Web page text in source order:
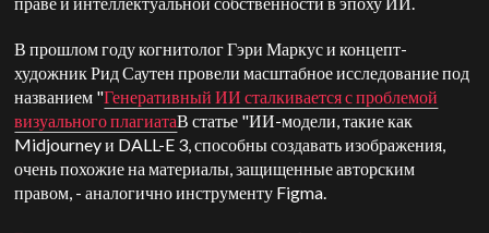
В прошлом году когнитолог Гэри Маркус и концепт-
художник Рид Саутен провели масштабное исследование под
названием "Генеративный ИИ сталкивается с проблемой
визуального плагиатаВ статье "ИИ-модели, такие как
Midjourney и DALL-E 3, способны создавать изображения,
очень похожие на материалы, защищенные авторским
правом, - аналогично инструменту Figma.